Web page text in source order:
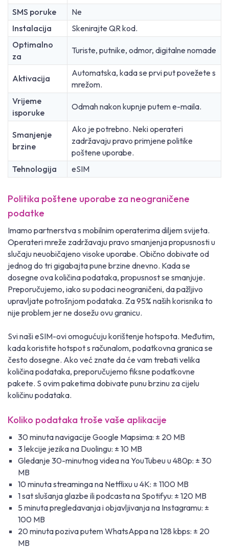
SMS poruke
Ne
Instalacija
Skenirajte QR kod.
Optimalno
za
Turiste, putnike, odmor, digitalne nomade
Aktivacija
Automatska, kada se prvi put povežete s
mrežom.
Vrijeme
isporuke
Odmah nakon kupnje putem e-maila.
Smanjenje
brzine
Ako je potrebno. Neki operateri
zadržavaju pravo primjene politike
poštene uporabe.
Tehnologija
eSIM
Politika poštene uporabe za neograničene
podatke
Imamo partnerstva s mobilnim operaterima diljem svijeta.
Operateri mreže zadržavaju pravo smanjenja propusnosti u
slučaju neuobičajeno visoke uporabe. Obično dobivate od
jednog do tri gigabajta pune brzine dnevno. Kada se
dosegne ova količina podataka, propusnost se smanjuje.
Preporučujemo, iako su podaci neograničeni, da pažljivo
upravljate potrošnjom podataka. Za 95% naših korisnika to
nije problem jer ne dosežu ovu granicu.
Svi naši eSIM-ovi omogućuju korištenje hotspota. Međutim,
kada koristite hotspot s računalom, podatkovna granica se
često dosegne. Ako već znate da će vam trebati velika
količina podataka, preporučujemo fiksne podatkovne
pakete. S ovim paketima dobivate punu brzinu za cijelu
količinu podataka.
Koliko podataka troše vaše aplikacije
30 minuta navigacije Google Mapsima: ± 20 MB
3 lekcije jezika na Duolingu: ± 10 MB
Gledanje 30-minutnog videa na YouTubeu u 480p: ± 30
MB
10 minuta streaminga na Netflixu u 4K: ± 1100 MB
1 sat slušanja glazbe ili podcasta na Spotifyu: ± 120 MB
5 minuta pregledavanja i objavljivanja na Instagramu: ±
100 MB
20 minuta poziva putem WhatsAppa na 128 kbps: ± 20
MB